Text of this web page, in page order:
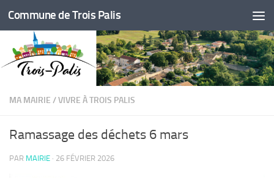
Skip to content
Commune de Trois Palis
MA MAIRIE /VIVRE À TROIS PALIS
Ramassage des déchets 6 mars
PAR MAIRIE · 26 FÉVRIER 2026